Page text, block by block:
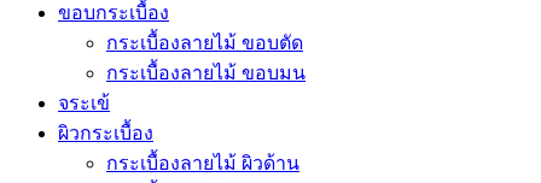
ขอบกระเบื้อง
กระเบื้องลายไม้ ขอบตัด
กระเบื้องลายไม้ ขอบมน
จระเข้
ผิวกระเบื้อง
กระเบื้องลายไม้ ผิวด้าน